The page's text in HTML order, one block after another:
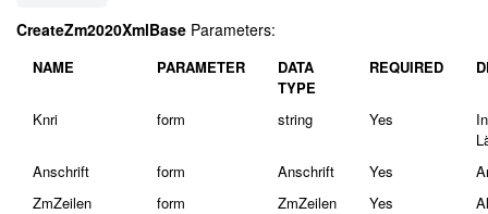
CreateZm2020XmlBase Parameters:
NAME PARAMETER
DATA
TYPE
REQUIRED
Knri form string Yes
Anschrift
form Anschrift Yes
ZmZeilen
form ZmZeilen Yes